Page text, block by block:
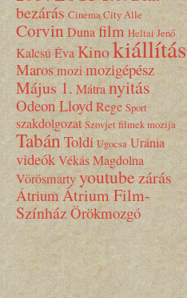
bezárás Cinema City Alle
CorvinDunafilm Heltai Jenő
Kalcsú ÉvaKinokiállítás
Marosmozimozigépész
Május 1. Mátranyitás
Odeon LloydRege Sport
szakdolgozat Szovjet filmek mozija
TabánToldi Ugocsa Uránia
videókVékás Magdolna
Vörösmartyyoutubezárás
ÁtriumÁtrium Film-
SzínházÖrökmozgó